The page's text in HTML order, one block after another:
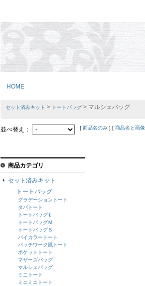
HOME
セット済みキット > トートバッグ > マルシェバッグ
並べ替え： [ 商品名のみ ] [ 商品名と画像
商品カテゴリ
セット済みキット
トートバッグ
グラデーショントート
タパトート
トートバッグＬ
トートバッグＭ
トートバッグＳ
バイカラートート
パッチワーク風トート
ポケットトート
マザーズバッグ
マルシェバッグ
ミニトート
ミニミニトート